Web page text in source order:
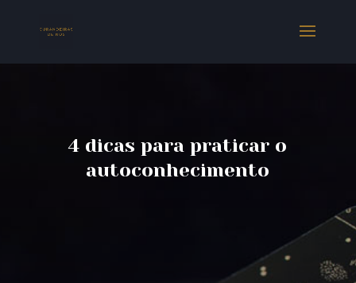
4 dicas para praticar o
autoconhecimento